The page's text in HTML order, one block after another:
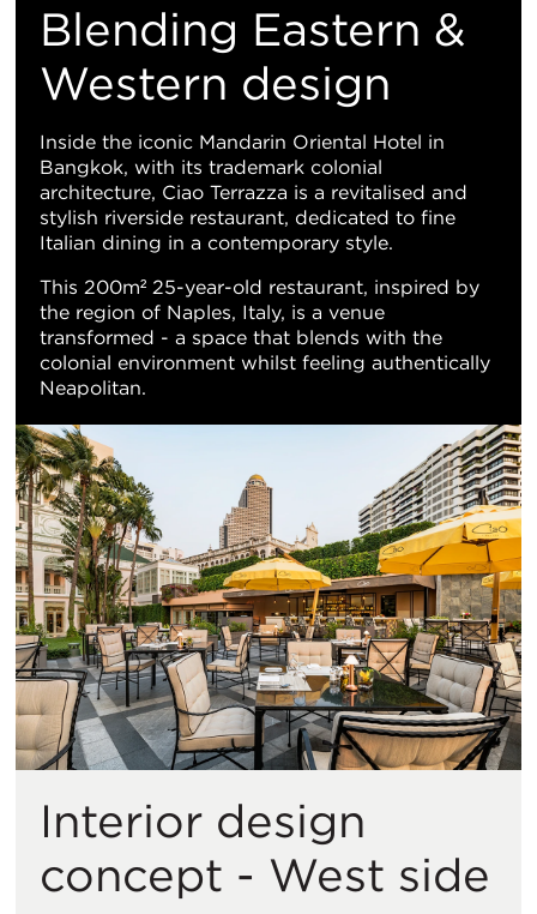
Blending Eastern &
Western design
Inside the iconic Mandarin Oriental Hotel in
Bangkok, with its trademark colonial
architecture, Ciao Terrazza is a revitalised and
stylish riverside restaurant, dedicated to fine
Italian dining in a contemporary style.
This 200m² 25-year-old restaurant, inspired by
the region of Naples, Italy, is a venue
transformed - a space that blends with the
colonial environment whilst feeling authentically
Neapolitan.
Interior design
concept - West side